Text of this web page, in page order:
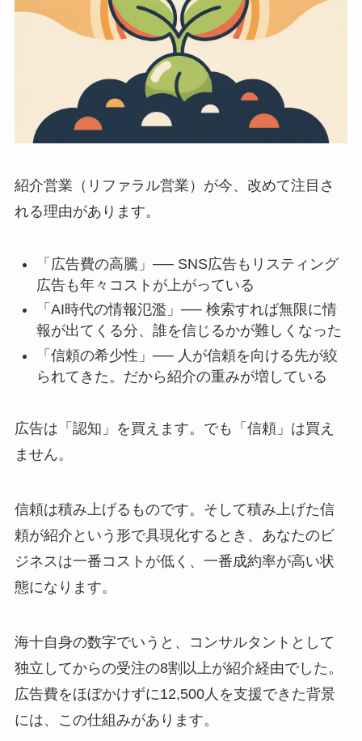
紹介営業（リファラル営業）が今、改めて注目さ
れる理由があります。
「広告費の高騰」── SNS広告もリスティング
広告も年々コストが上がっている
「AI時代の情報氾濫」── 検索すれば無限に情
報が出てくる分、誰を信じるかが難しくなった
「信頼の希少性」── 人が信頼を向ける先が絞
られてきた。だから紹介の重みが増している
広告は「認知」を買えます。でも「信頼」は買え
ません。
信頼は積み上げるものです。そして積み上げた信
頼が紹介という形で具現化するとき、あなたのビ
ジネスは一番コストが低く、一番成約率が高い状
態になります。
海十自身の数字でいうと、コンサルタントとして
独立してからの受注の8割以上が紹介経由でした。
広告費をほぼかけずに12,500人を支援できた背景
には、この仕組みがあります。